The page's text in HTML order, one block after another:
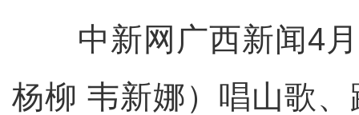
中新网广西新闻4月
杨柳 韦新娜）唱山歌